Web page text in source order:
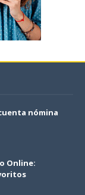
nómina
Online: